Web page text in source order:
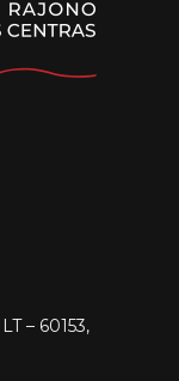
– 60153,